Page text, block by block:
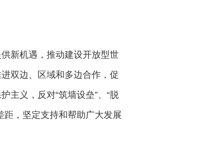
新机遇，推动建设开放型世
双边、区域和多边合作，促
主义，反对“筑墙设垒”、“脱
距，坚定支持和帮助广大发展